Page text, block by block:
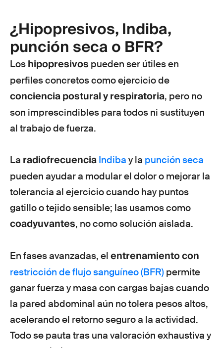
¿Hipopresivos, Indiba,
punción seca o BFR?
Los hipopresivos pueden ser útiles en
perfiles concretos como ejercicio de
conciencia postural y respiratoria, pero no
son imprescindibles para todos ni sustituyen
al trabajo de fuerza.
La radiofrecuencia Indiba y la punción seca
pueden ayudar a modular el dolor o mejorar la
tolerancia al ejercicio cuando hay puntos
gatillo o tejido sensible; las usamos como
coadyuvantes, no como solución aislada.
En fases avanzadas, el entrenamiento con
restricción de flujo sanguíneo (BFR) permite
ganar fuerza y masa con cargas bajas cuando
la pared abdominal aún no tolera pesos altos,
acelerando el retorno seguro a la actividad.
Todo se pauta tras una valoración exhaustiva y